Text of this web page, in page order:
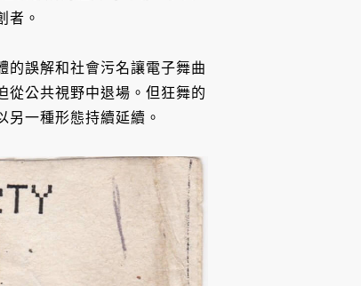
者。
的誤解和社會污名讓電子舞曲
從公共視野中退場。但狂舞的
一種形態持續延續。